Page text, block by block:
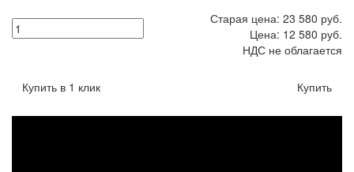
Старая цена: 23 580 руб.
Цена: 12 580 руб.
НДС не облагается
Купить в 1 клик Купить